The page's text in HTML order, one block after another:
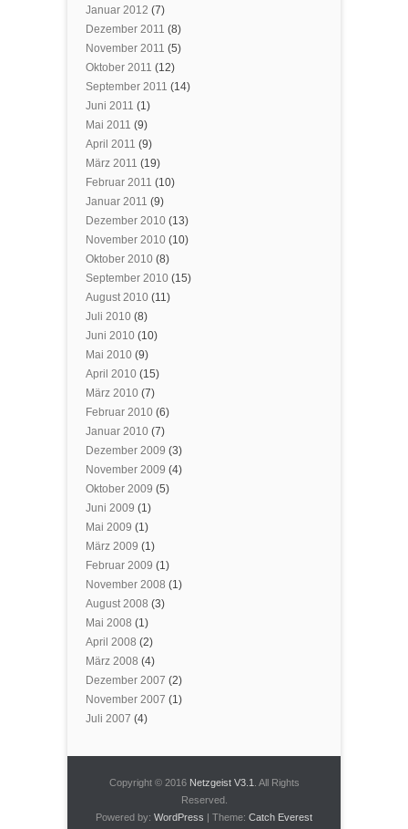
Januar 2012 (7)
Dezember 2011 (8)
November 2011 (5)
Oktober 2011 (12)
September 2011 (14)
Juni 2011 (1)
Mai 2011 (9)
April 2011 (9)
März 2011 (19)
Februar 2011 (10)
Januar 2011 (9)
Dezember 2010 (13)
November 2010 (10)
Oktober 2010 (8)
September 2010 (15)
August 2010 (11)
Juli 2010 (8)
Juni 2010 (10)
Mai 2010 (9)
April 2010 (15)
März 2010 (7)
Februar 2010 (6)
Januar 2010 (7)
Dezember 2009 (3)
November 2009 (4)
Oktober 2009 (5)
Juni 2009 (1)
Mai 2009 (1)
März 2009 (1)
Februar 2009 (1)
November 2008 (1)
August 2008 (3)
Mai 2008 (1)
April 2008 (2)
März 2008 (4)
Dezember 2007 (2)
November 2007 (1)
Juli 2007 (4)
Copyright © 2016 Netzgeist V3.1 . All Rights
Reserved.
Powered by: WordPress | Theme: Catch Everest